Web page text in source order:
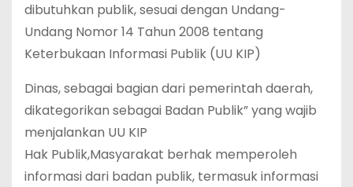
dibutuhkan publik, sesuai dengan Undang-
Undang Nomor 14 Tahun 2008 tentang
Keterbukaan Informasi Publik (UU KIP)
Dinas, sebagai bagian dari pemerintah daerah,
dikategorikan sebagai Badan Publik” yang wajib
menjalankan UU KIP
Hak Publik,Masyarakat berhak memperoleh
informasi dari badan publik, termasuk informasi